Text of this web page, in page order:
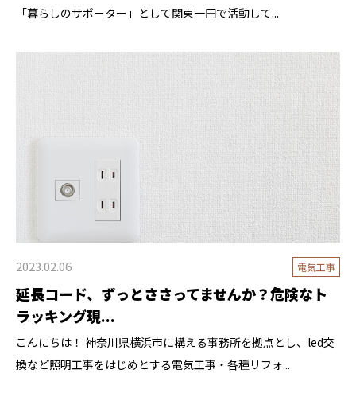
「暮らしのサポーター」として関東一円で活動して...
2023.02.06 電気工事
延長コード、ずっとささってませんか？危険なト
ラッキング現...
こんにちは！ 神奈川県横浜市に構える事務所を拠点とし、led交
換など照明工事をはじめとする電気工事・各種リフォ...